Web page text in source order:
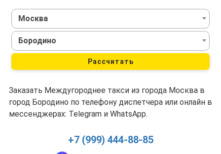
Москва
Бородино
Рассчитать
Заказать Междугороднее такси из города Москва в
город Бородино по телефону диспетчера или онлайн в
мессенджерах: Telegram и WhatsApp.
+7 (999) 444-88-85